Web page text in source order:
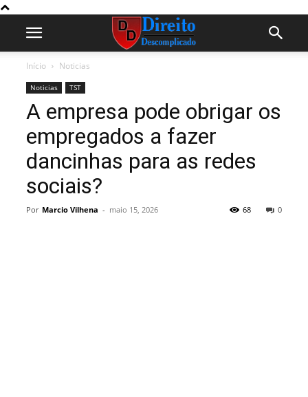
Início Noticias
Noticias TST
A empresa pode obrigar os
empregados a fazer
dancinhas para as redes
sociais?
Por Marcio Vilhena - maio 15, 2026 0
68